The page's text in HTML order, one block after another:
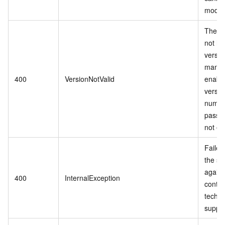
400 VersionNotValid
The
not
not
400 InternalException
the
again